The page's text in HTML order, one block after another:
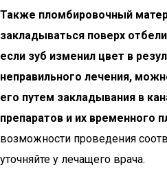
Также пломбировочный
закладываться поверх
если зуб изменил цвет в
неправильного лечения,
его путем закладывания в
препаратов и их временного
возможности проведения
уточняйте у лечащего врача.